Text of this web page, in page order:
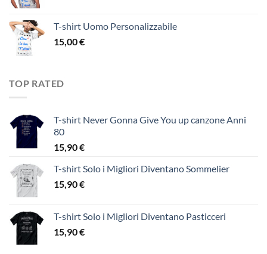
T-shirt Uomo Personalizzabile
15,00€
TOP RATED
T-shirt Never Gonna Give You up canzone Anni
80
15,90€
T-shirt Solo i Migliori Diventano Sommelier
15,90€
T-shirt Solo i Migliori Diventano Pasticceri
15,90€